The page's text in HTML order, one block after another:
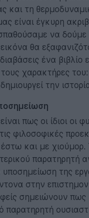
και τη
είναι έγκυρη
να
θα
ένα
χαρακτήρες
την
πως οι ίδιοι οι
φιλοσοφικές
έστω και με
παρατηρητή
υποσημείωση της
στην
σημειώνουν πως
παρατηρητή